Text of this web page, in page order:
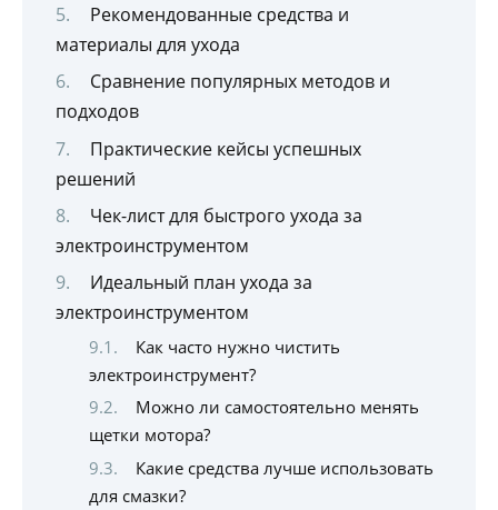
Рекомендованные средства и
материалы для ухода
Сравнение популярных методов и
подходов
Практические кейсы успешных
решений
Чек-лист для быстрого ухода за
электроинструментом
Идеальный план ухода за
электроинструментом
Как часто нужно чистить
электроинструмент?
Можно ли самостоятельно менять
щетки мотора?
Какие средства лучше использовать
для смазки?